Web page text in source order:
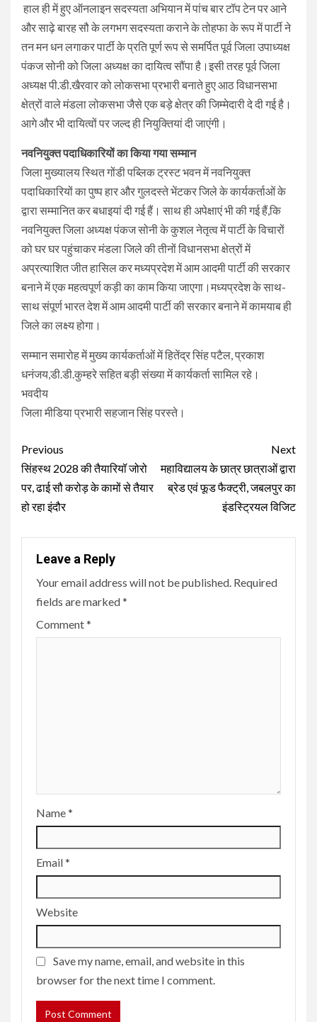
हाल ही में हुए ऑनलाइन सदस्यता अभियान में पांच बार टॉप टेन पर आने
और साढ़े बारह सौ के लगभग सदस्यता कराने के तोहफा के रूप में पार्टी ने
तन मन धन लगाकर पार्टी के प्रति पूर्ण रूप से समर्पित पूर्व जिला उपाध्यक्ष
पंकज सोनी को जिला अध्यक्ष का दायित्व सौंपा है।इसी तरह पूर्व जिला
अध्यक्ष पी.डी.खैरवार को लोकसभा प्रभारी बनाते हुए आठ विधानसभा
क्षेत्रों वाले मंडला लोकसभा जैसे एक बड़े क्षेत्र की जिम्मेदारी दे दी गई है।
आगे और भी दायित्वों पर जल्द ही नियुक्तियां दी जाएंगी।
नवनियुक्त पदाधिकारियों का किया गया सम्मान
जिला मुख्यालय स्थित गोंडी पब्लिक ट्रस्ट भवन में नवनियुक्त
पदाधिकारियों का पुष्प हार और गुलदस्ते भेंटकर जिले के कार्यकर्ताओं के
द्वारा सम्मानित कर बधाइयां दी गई हैं। साथ ही अपेक्षाएं भी की गई हैं,कि
नवनियुक्त जिला अध्यक्ष पंकज सोनी के कुशल नेतृत्व में पार्टी के विचारों
को घर घर पहुंचाकर मंडला जिले की तीनों विधानसभा क्षेत्रों में
अप्रत्याशित जीत हासिल कर मध्यप्रदेश में आम आदमी पार्टी की सरकार
बनाने में एक महत्वपूर्ण कड़ी का काम किया जाएगा।मध्यप्रदेश के साथ-
साथ संपूर्ण भारत देश में आम आदमी पार्टी की सरकार बनाने में कामयाब ही
जिले का लक्ष्य होगा।
सम्मान समारोह में मुख्य कार्यकर्ताओं में हितेंद्र सिंह पटैल, प्रकाश
धनंजय,डी.डी.कुम्हरे सहित बड़ी संख्या में कार्यकर्ता सामिल रहे।
भवदीय
जिला मीडिया प्रभारी सहजान सिंह परस्ते।
Continue
Reading
Previous
सिंहस्थ 2028 की तैयारियॉ जोरो
पर, ढाई सौ करोड़ के कामों से तैयार
हो रहा इंदौर
Next
महाविद्यालय के छात्र छात्राओं द्वारा
ब्रेड एवं फूड फैक्ट्री, जबलपुर का
इंडस्ट्रियल विजिट
Leave a Reply
Your email address will not be published. Required
fields are marked*
Comment*
Name*
Email*
Website
Save my name, email, and website in this
browser for the next time I comment.